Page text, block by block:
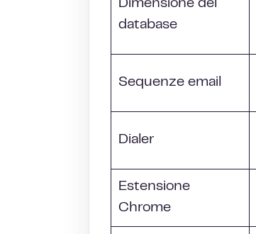
Dimensione del
database
Sequenze email
Dialer
Estensione
Chrome